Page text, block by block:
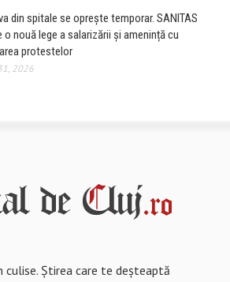
din spitale se oprește temporar. SANITAS
o nouă lege a salarizării și amenință cu
protestelor
2026
culise. Știrea care te deșteaptă